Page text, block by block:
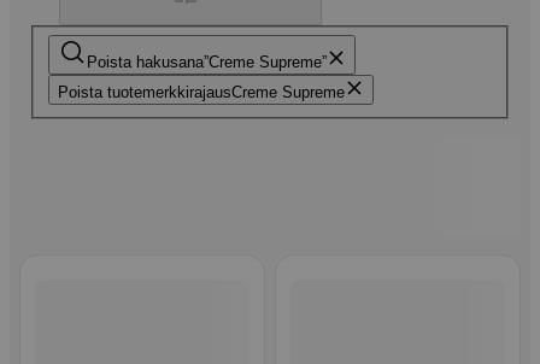
Poista hakusana Creme Supreme
Poista tuotemerkkirajausCreme Supreme